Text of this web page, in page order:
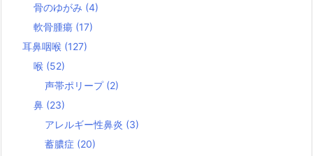
骨のゆがみ (4)
軟骨腫瘍 (17)
耳鼻咽喉 (127)
喉 (52)
声帯ポリープ (2)
鼻 (23)
アレルギー性鼻炎 (3)
蓄膿症 (20)